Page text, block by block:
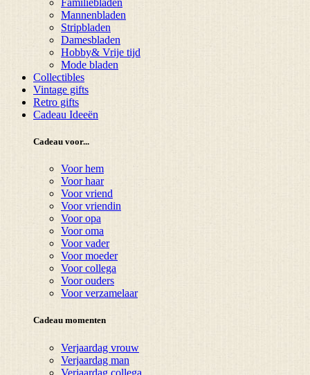
Mannenbladen
Stripbladen
Damesbladen
Hobby& Vrije tijd
Mode bladen
Collectibles
Vintage gifts
Retro gifts
Cadeau Ideeën
Cadeau voor...
Voor hem
Voor haar
Voor vriend
Voor vriendin
Voor opa
Voor oma
Voor vader
Voor moeder
Voor collega
Voor ouders
Voor verzamelaar
Cadeau momenten
Verjaardag vrouw
Verjaardag man
Verjaardag collega